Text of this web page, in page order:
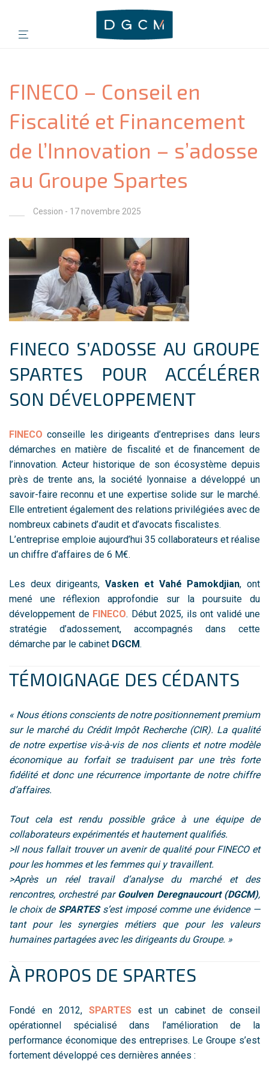
FINECO – Conseil en
Fiscalité et Financement
de l’Innovation – s’adosse
au Groupe Spartes
Cession - 17 novembre 2025
FINECO S’ADOSSE AU GROUPE
SPARTES POUR ACCÉLÉRER
SON DÉVELOPPEMENT
FINECO conseille les dirigeants d’entreprises dans leurs
démarches en matière de fiscalité et de financement de
l’innovation. Acteur historique de son écosystème depuis
près de trente ans, la société lyonnaise a développé un
savoir-faire reconnu et une expertise solide sur le marché.
Elle entretient également des relations privilégiées avec de
nombreux cabinets d’audit et d’avocats fiscalistes.
L’entreprise emploie aujourd’hui 35 collaborateurs et réalise
un chiffre d’affaires de 6 M€.
Les deux dirigeants,Vasken et Vahé Pamokdjian, ont
mené une réflexion approfondie sur la poursuite du
développement de FINECO. Début 2025, ils ont validé une
stratégie d’adossement, accompagnés dans cette
démarche par le cabinet DGCM.
TÉMOIGNAGE DES CÉDANTS
« Nous étions conscients de notre positionnement premium
sur le marché du Crédit Impôt Recherche (CIR). La qualité
de notre expertise vis-à-vis de nos clients et notre modèle
économique au forfait se traduisent par une très forte
fidélité et donc une récurrence importante de notre chiffre
d’affaires.
Tout cela est rendu possible grâce à une équipe de
collaborateurs expérimentés et hautement qualifiés.
>Il nous fallait trouver un avenir de qualité pour FINECO et
pour les hommes et les femmes qui y travaillent.
>Après un réel travail d’analyse du marché et des
rencontres, orchestré parGoulven Deregnaucourt (DGCM),
le choix de SPARTESs’est imposé comme une évidence —
tant pour les synergies métiers que pour les valeurs
humaines partagées avec les dirigeants du Groupe. »
À PROPOS DE SPARTES
Fondé en 2012, SPARTES est un cabinet de conseil
opérationnel spécialisé dans l’amélioration de la
performance économique des entreprises. Le Groupe s’est
fortement développé ces dernières années :